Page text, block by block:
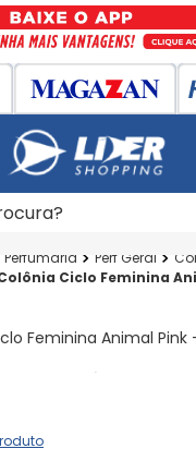
Perfumaria Perf Geral
Ciclo Feminina
Feminina Animal Pink